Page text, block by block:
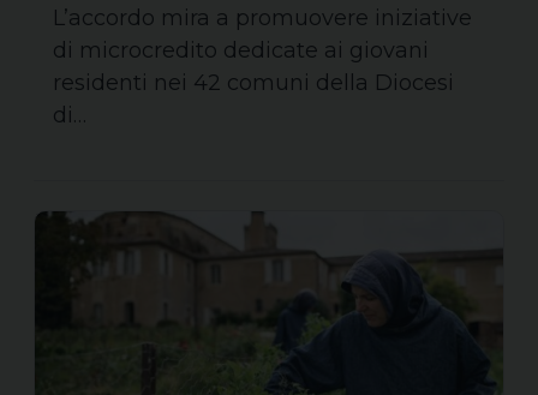
L’accordo mira a promuovere iniziative
di microcredito dedicate ai giovani
residenti nei 42 comuni della Diocesi
di…